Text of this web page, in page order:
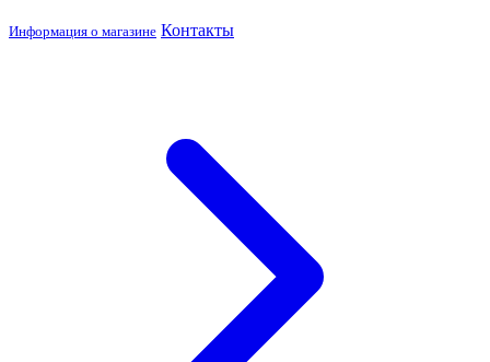
Информация о магазине Контакты